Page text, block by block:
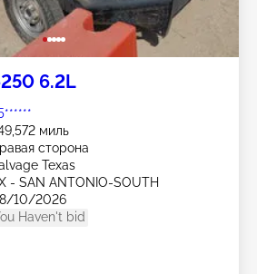
6.2L
миль
сторона
Texas
- SAN ANTONIO-SOUTH
10/2026
Haven't bid